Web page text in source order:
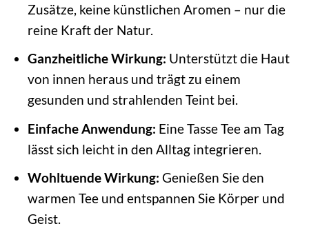
Zusätze, keine künstlichen Aromen – nur die
reine Kraft der Natur.
Ganzheitliche Wirkung: Unterstützt die Haut
von innen heraus und trägt zu einem
gesunden und strahlenden Teint bei.
Einfache Anwendung: Eine Tasse Tee am Tag
lässt sich leicht in den Alltag integrieren.
Wohltuende Wirkung: Genießen Sie den
warmen Tee und entspannen Sie Körper und
Geist.